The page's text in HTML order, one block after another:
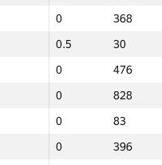
0
368
0.5
30
0
476
0
828
0
83
0
396
0
368
0.5
30
0
476
0
828
0
83
0
396